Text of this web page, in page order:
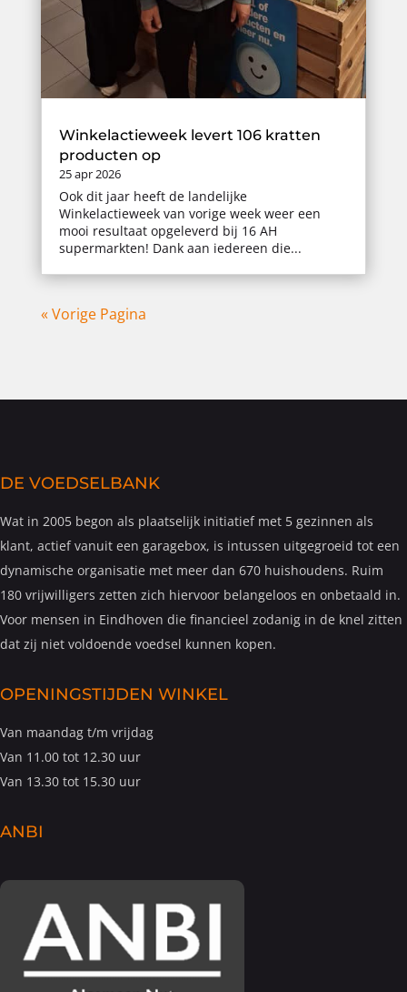
Winkelactieweek levert 106 kratten
producten op
25 apr 2026
Ook dit jaar heeft de landelijke
Winkelactieweek van vorige week weer een
mooi resultaat opgeleverd bij 16 AH
supermarkten! Dank aan iedereen die...
« Vorige Pagina
DE VOEDSELBANK
Wat in 2005 begon als plaatselijk initiatief met 5 gezinnen als
klant, actief vanuit een garagebox, is intussen uitgegroeid tot een
dynamische organisatie met meer dan 670 huishoudens. Ruim
180 vrijwilligers zetten zich hiervoor belangeloos en onbetaald in.
Voor mensen in Eindhoven die financieel zodanig in de knel zitten
dat zij niet voldoende voedsel kunnen kopen.
OPENINGSTIJDEN WINKEL
Van maandag t/m vrijdag
Van 11.00 tot 12.30 uur
Van 13.30 tot 15.30 uur
ANBI